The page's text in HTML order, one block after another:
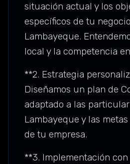
situación actual y los
específicos de tu
Lambayeque.
local y la competencia
**2. Estrategia
Diseñamos un plan de
adaptado a las
Lambayeque y las
de tu empresa.
**3. Implementación